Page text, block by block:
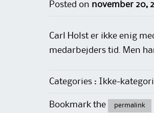
Posted on november 20,
Carl Holst er ikke enig
medarbejders tid. Men
Categories : Ikke-
Bookmark the permalink